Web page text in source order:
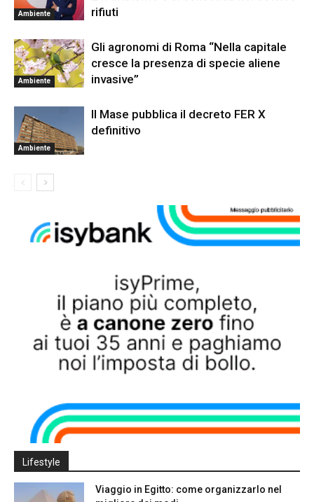
Ambiente
rifiuti
Ambiente
Gli agronomi di Roma “Nella capitale
cresce la presenza di specie aliene
invasive”
Ambiente
Il Mase pubblica il decreto FER X
definitivo
Lifestyle
Viaggio in Egitto: come organizzarlo nel